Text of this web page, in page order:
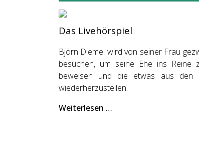
Das Livehörspiel
Björn Diemel wird von seiner Frau
besuchen, um seine Ehe ins
beweisen und die etwas aus den
wiederherzustellen.
Weiterlesen …